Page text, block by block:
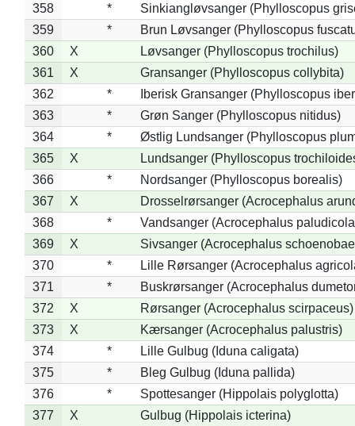
358 *
Sinkiangløvsanger (Phylloscopus
359
*
Brun Løvsanger (Phylloscopus
360
X
Løvsanger (Phylloscopus trochilus)
361
X
Gransanger (Phylloscopus collybita)
362
*
Iberisk Gransanger (Phylloscopus
363
*
Grøn Sanger (Phylloscopus nitidus)
364
*
Østlig Lundsanger (Phylloscopus
365
X
Lundsanger (Phylloscopus
366
*
Nordsanger (Phylloscopus borealis)
367
X
Drosselrørsanger (Acrocephalus
368
*
Vandsanger (Acrocephalus
369
X
Sivsanger (Acrocephalus
370
*
Lille Rørsanger (Acrocephalus
371
*
Buskrørsanger (Acrocephalus
372
X
Rørsanger (Acrocephalus scirpaceus)
373
X
Kærsanger (Acrocephalus palustris)
374
*
Lille Gulbug (Iduna caligata)
375
*
Bleg Gulbug (Iduna pallida)
376
*
Spottesanger (Hippolais polyglotta)
377
X Gulbug (Hippolais icterina)